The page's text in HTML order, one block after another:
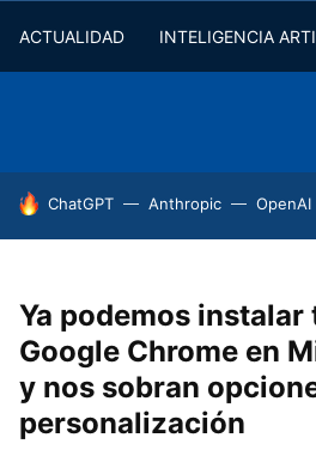
ACTUALIDAD INTELIGENCIA
HOY SE HABLA DE
ChatGPT Anthropic OpenAI
Ya podemos instalar
Google Chrome en
y nos sobran
personalización